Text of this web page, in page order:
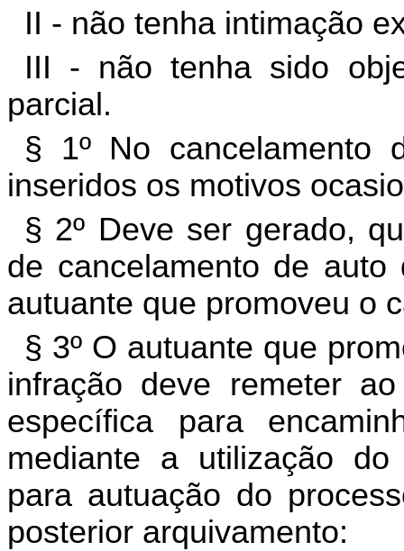
II - não tenha intimação
III - não tenha sido
parcial.
§ 1º No cancelamento
inseridos os motivos
§ 2º Deve ser gerado,
de cancelamento de
autuante que promoveu o
§ 3º O autuante que
infração deve remeter
específica para
mediante a utilização do
para autuação do
posterior arquivamento: